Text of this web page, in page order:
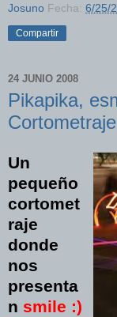
Josuno Fecha: 6/25/
Compartir
24 JUNIO 2008
Pikapika,
Cortometraje
Un
pequeño
cortomet
raje
donde
nos
presenta
n smile :)